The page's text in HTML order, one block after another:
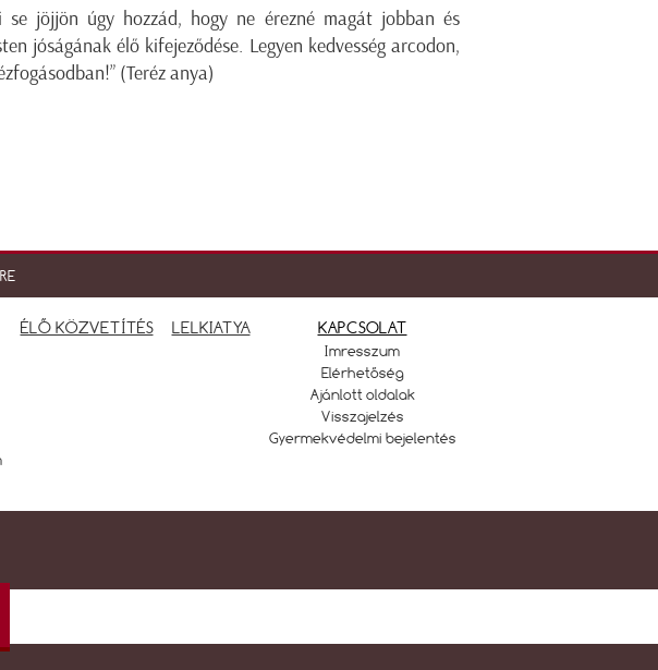
se jöjjön úgy hozzád, hogy ne érezné magát jobban és
jóságának élő kifejeződése. Legyen kedvesség arcodon,
(Teréz anya)
ÉLŐ KÖZVETÍTÉS LELKIATYA KAPCSOLAT
Imresszum
Elérhetőség
Ajánlott oldalak
Visszajelzés
Gyermekvédelmi bejelentés